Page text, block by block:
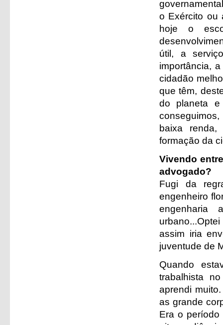
o Exército ou
hoje o
útil, a
importância,
cidadão
que têm,
do planeta
baixa
formação da
Vivendo
advogado?
Fugi da
engenheiro
engenharia
assim iria
juventude de
Quando
trabalhista
aprendi
as grande
Era o